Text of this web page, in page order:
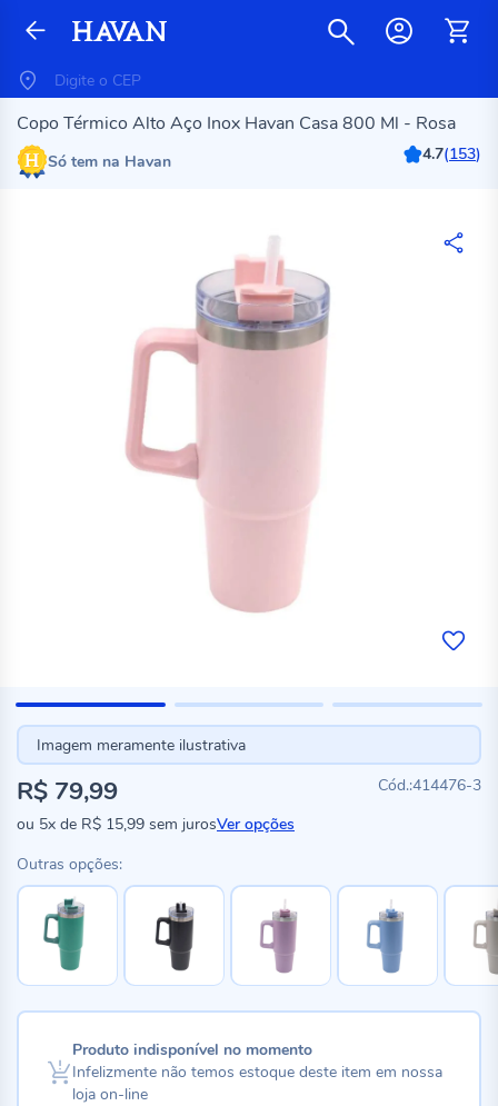
Copo Térmico Alto Aço Inox Havan Casa 800 Ml - Rosa
Só tem na Havan 4.7(153)
Imagem meramente ilustrativa
414476-3
R$ 79,99
ou 5x de R$ 15,99 sem jurosVer opções
Outras opções:
Produto indisponível no momento
Infelizmente não temos estoque deste item em nossa
loja on-line